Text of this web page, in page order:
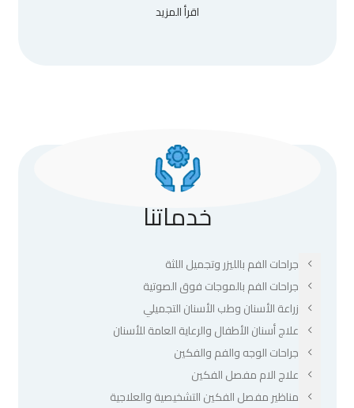
اقرأ المزيد
خدماتنا
جراحات الفم بالليزر وتجميل اللثة
جراحات الفم بالموجات فوق الصوتية
زراعة الأسنان وطب الأسنان التجميلي
علاج أسنان الأطفال والرعاية العامة للأسنان
جراحات الوجه والفم والفكين
علاج الام مفصل الفكين
مناظير مفصل الفكين التشخيصية والعلاجية